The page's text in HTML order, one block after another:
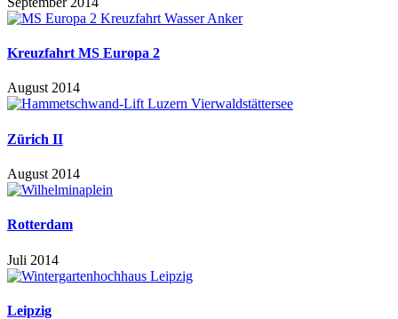
Kreuzfahrt MS Europa 2
August 2014
Zürich II
August 2014
Rotterdam
Juli 2014
Leipzig